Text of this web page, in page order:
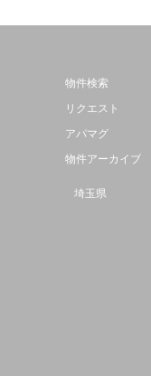
物件検索
リクエスト
アパマグ
物件アーカイブ
埼玉県